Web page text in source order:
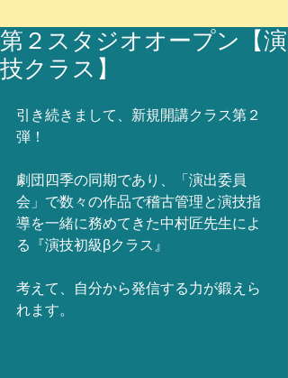
第２スタジオオープン【演
技クラス】
引き続きまして、新規開講クラス第２
弾！
劇団四季の同期であり、「演出委員
会」で数々の作品で稽古管理と演技指
導を一緒に務めてきた中村匠先生によ
る『演技初級βクラス』
考えて、自分から発信する力が鍛えら
れます。